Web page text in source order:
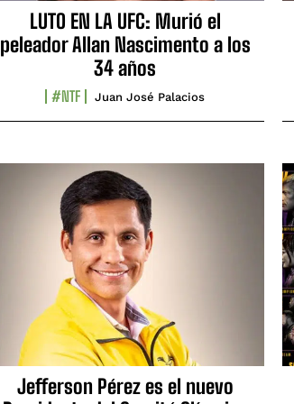
LUTO EN LA UFC: Murió el
peleador Allan Nascimento a los
34 años
#NTF Juan José Palacios
Jefferson Pérez es el nuevo